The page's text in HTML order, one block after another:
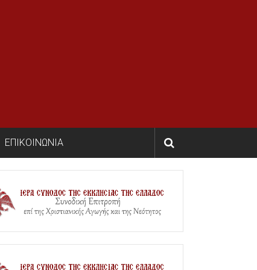
ΕΠΙΚΟΙΝΩΝΙΑ